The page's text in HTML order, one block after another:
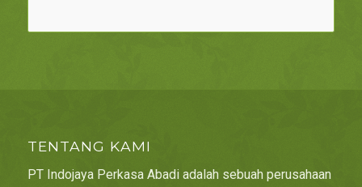
TENTANG KAMI
PT Indojaya Perkasa Abadi adalah sebuah perusahaan